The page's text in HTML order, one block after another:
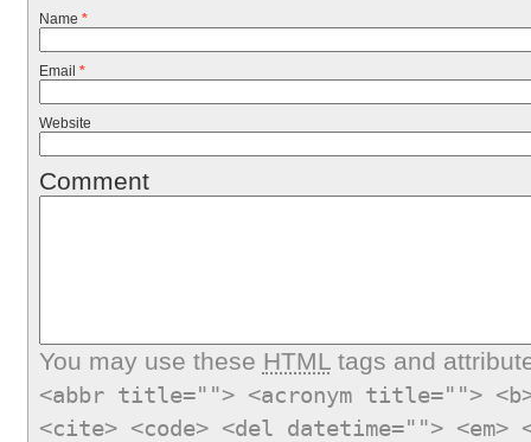
Name *
Email *
Website
Comment
You may use these HTMLtags and
<abbr title=""> <acronym title="">
<cite> <code> <del datetime="">